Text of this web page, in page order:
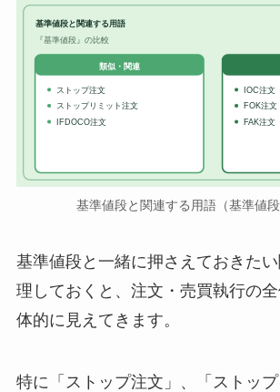
基準値段と関連する用語
『基準値段』の比較
類似・関連
ストップ注文
ストップリミット注文
IFDOCO注文
IOC注文
FOK注文
FAK注文
基準値段と関連する用語（基準値
基準値段と一緒に押さえておきた
理しておくと、注文・売買執行の
体的に見えてきます。
特に「ストップ注文」、「ストッ